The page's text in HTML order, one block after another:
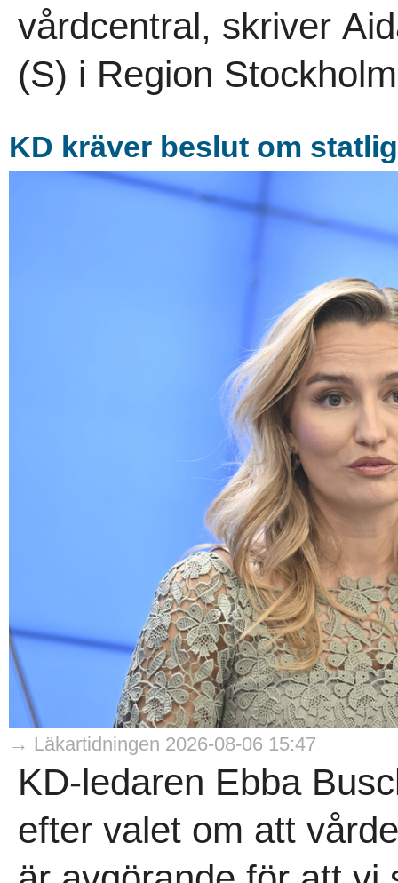
vårdcentral, skriver
(S) i Region
KD kräver beslut om
→ Läkartidningen 2026-08-06 15:47
KD-ledaren Ebba
efter valet om att